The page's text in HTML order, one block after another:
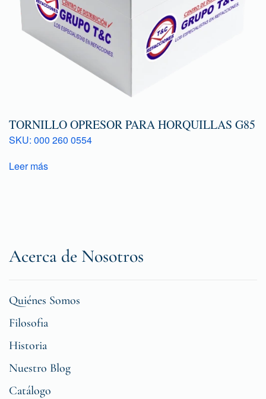
TORNILLO OPRESOR PARA HORQUILLAS G85
SKU: 000 260 0554
Leer más
Acerca de Nosotros
Quiénes Somos
Filosofia
Historia
Nuestro Blog
Catálogo